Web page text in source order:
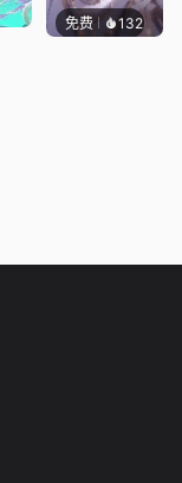
免费 132毒的